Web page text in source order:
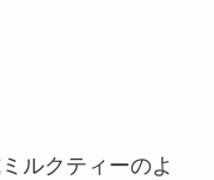
ルクティーのよ